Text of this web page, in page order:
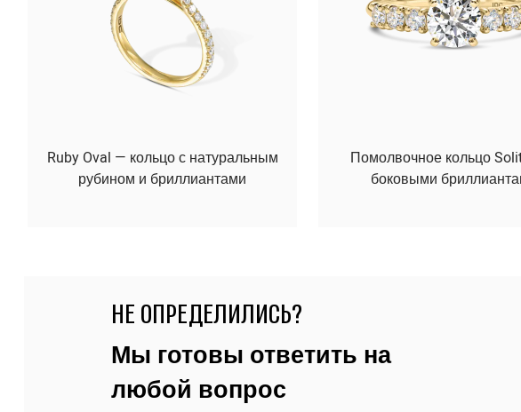
Помолвочное кольцо
боковыми
Ruby Oval — кольцо с натуральным
рубином и бриллиантами
НЕ ОПРЕДЕЛИЛИСЬ?
Мы готовы ответить на
любой вопрос